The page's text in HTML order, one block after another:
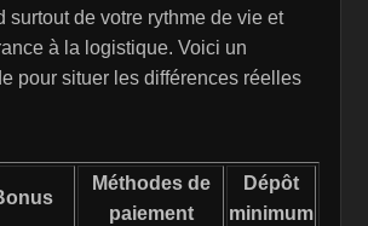
surtout de votre rythme de vie et
à la logistique. Voici un
pour situer les différences réelles
Méthodes de
paiement
Dépôt
minimum